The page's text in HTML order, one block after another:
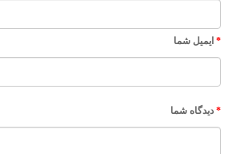
ایمیل شما
دیدگاه شما